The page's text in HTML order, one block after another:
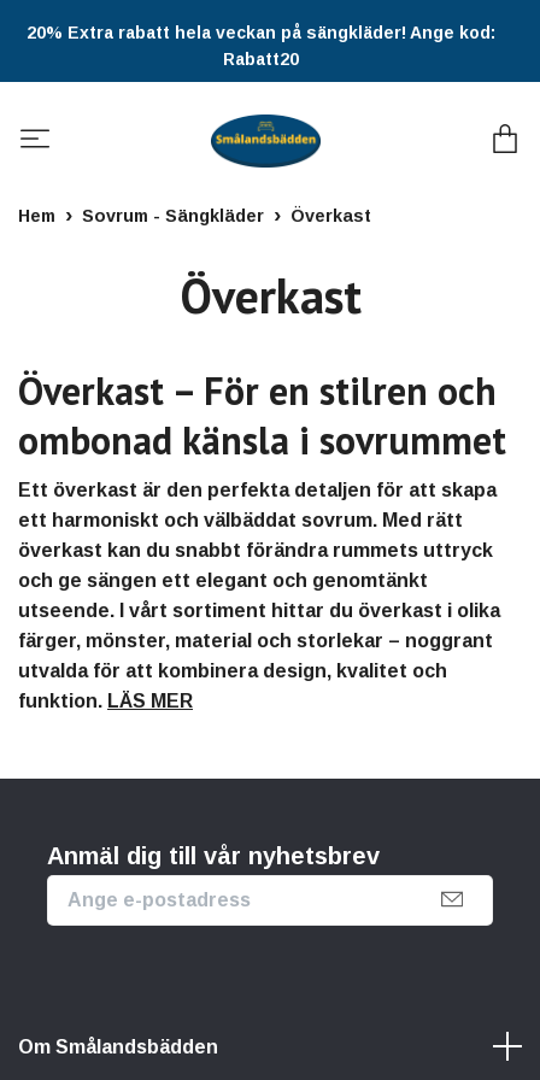
20% Extra rabatt hela veckan på sängkläder! Ange kod:
Rabatt20
Hem Sovrum - Sängkläder Överkast
Överkast
Överkast – För en stilren och
ombonad känsla i sovrummet
Ett överkast är den perfekta detaljen för att skapa
ett harmoniskt och välbäddat sovrum. Med rätt
överkast kan du snabbt förändra rummets uttryck
och ge sängen ett elegant och genomtänkt
utseende. I vårt sortiment hittar du överkast i olika
färger, mönster, material och storlekar – noggrant
utvalda för att kombinera design, kvalitet och
funktion. LÄS MER
Anmäl dig till vår nyhetsbrev
Om Smålandsbädden